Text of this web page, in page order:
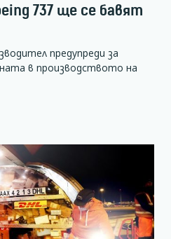
737 ще се бавят
предупреди за
в производството на